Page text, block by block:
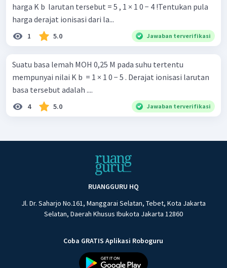
harga K b ​ larutan tersebut = 5 , 1 × 1 0 − 4 !Tentukan pula
harga derajat ionisasi dari la...
1 5.0 Jawaban terverifikasi
Suatu basa lemah MOH 0,25 M pada suhu tertentu
mempunyai nilai K b ​ = 1 × 1 0 − 5 . Derajat ionisasi larutan
basa tersebut adalah ....
4 5.0 Jawaban terverifikasi
RUANGGURU HQ
Jl. Dr. Saharjo No.161, Manggarai Selatan, Tebet, Kota Jakarta
Selatan, Daerah Khusus Ibukota Jakarta 12860
Coba GRATIS Aplikasi Roboguru